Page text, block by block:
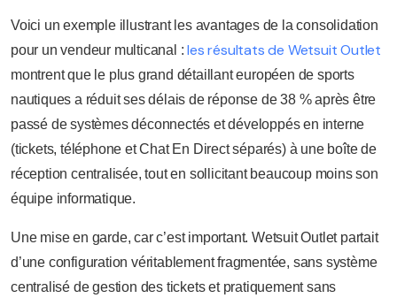
Voici un exemple illustrant les avantages de la consolidation
pour un vendeur multicanal : les résultats de Wetsuit Outlet
montrent que le plus grand détaillant européen de sports
nautiques a réduit ses délais de réponse de 38 % après être
passé de systèmes déconnectés et développés en interne
(tickets, téléphone et Chat En Direct séparés) à une boîte de
réception centralisée, tout en sollicitant beaucoup moins son
équipe informatique.
Une mise en garde, car c’est important. Wetsuit Outlet partait
d’une configuration véritablement fragmentée, sans système
centralisé de gestion des tickets et pratiquement sans